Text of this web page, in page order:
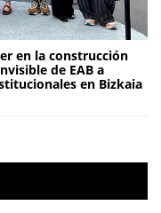
en la construcción
de EAB a
en Bizkaia